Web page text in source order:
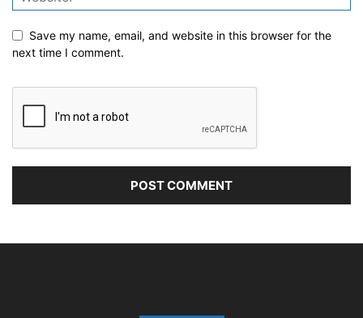
Save my name, email, and website in this browser for the
next time I comment.